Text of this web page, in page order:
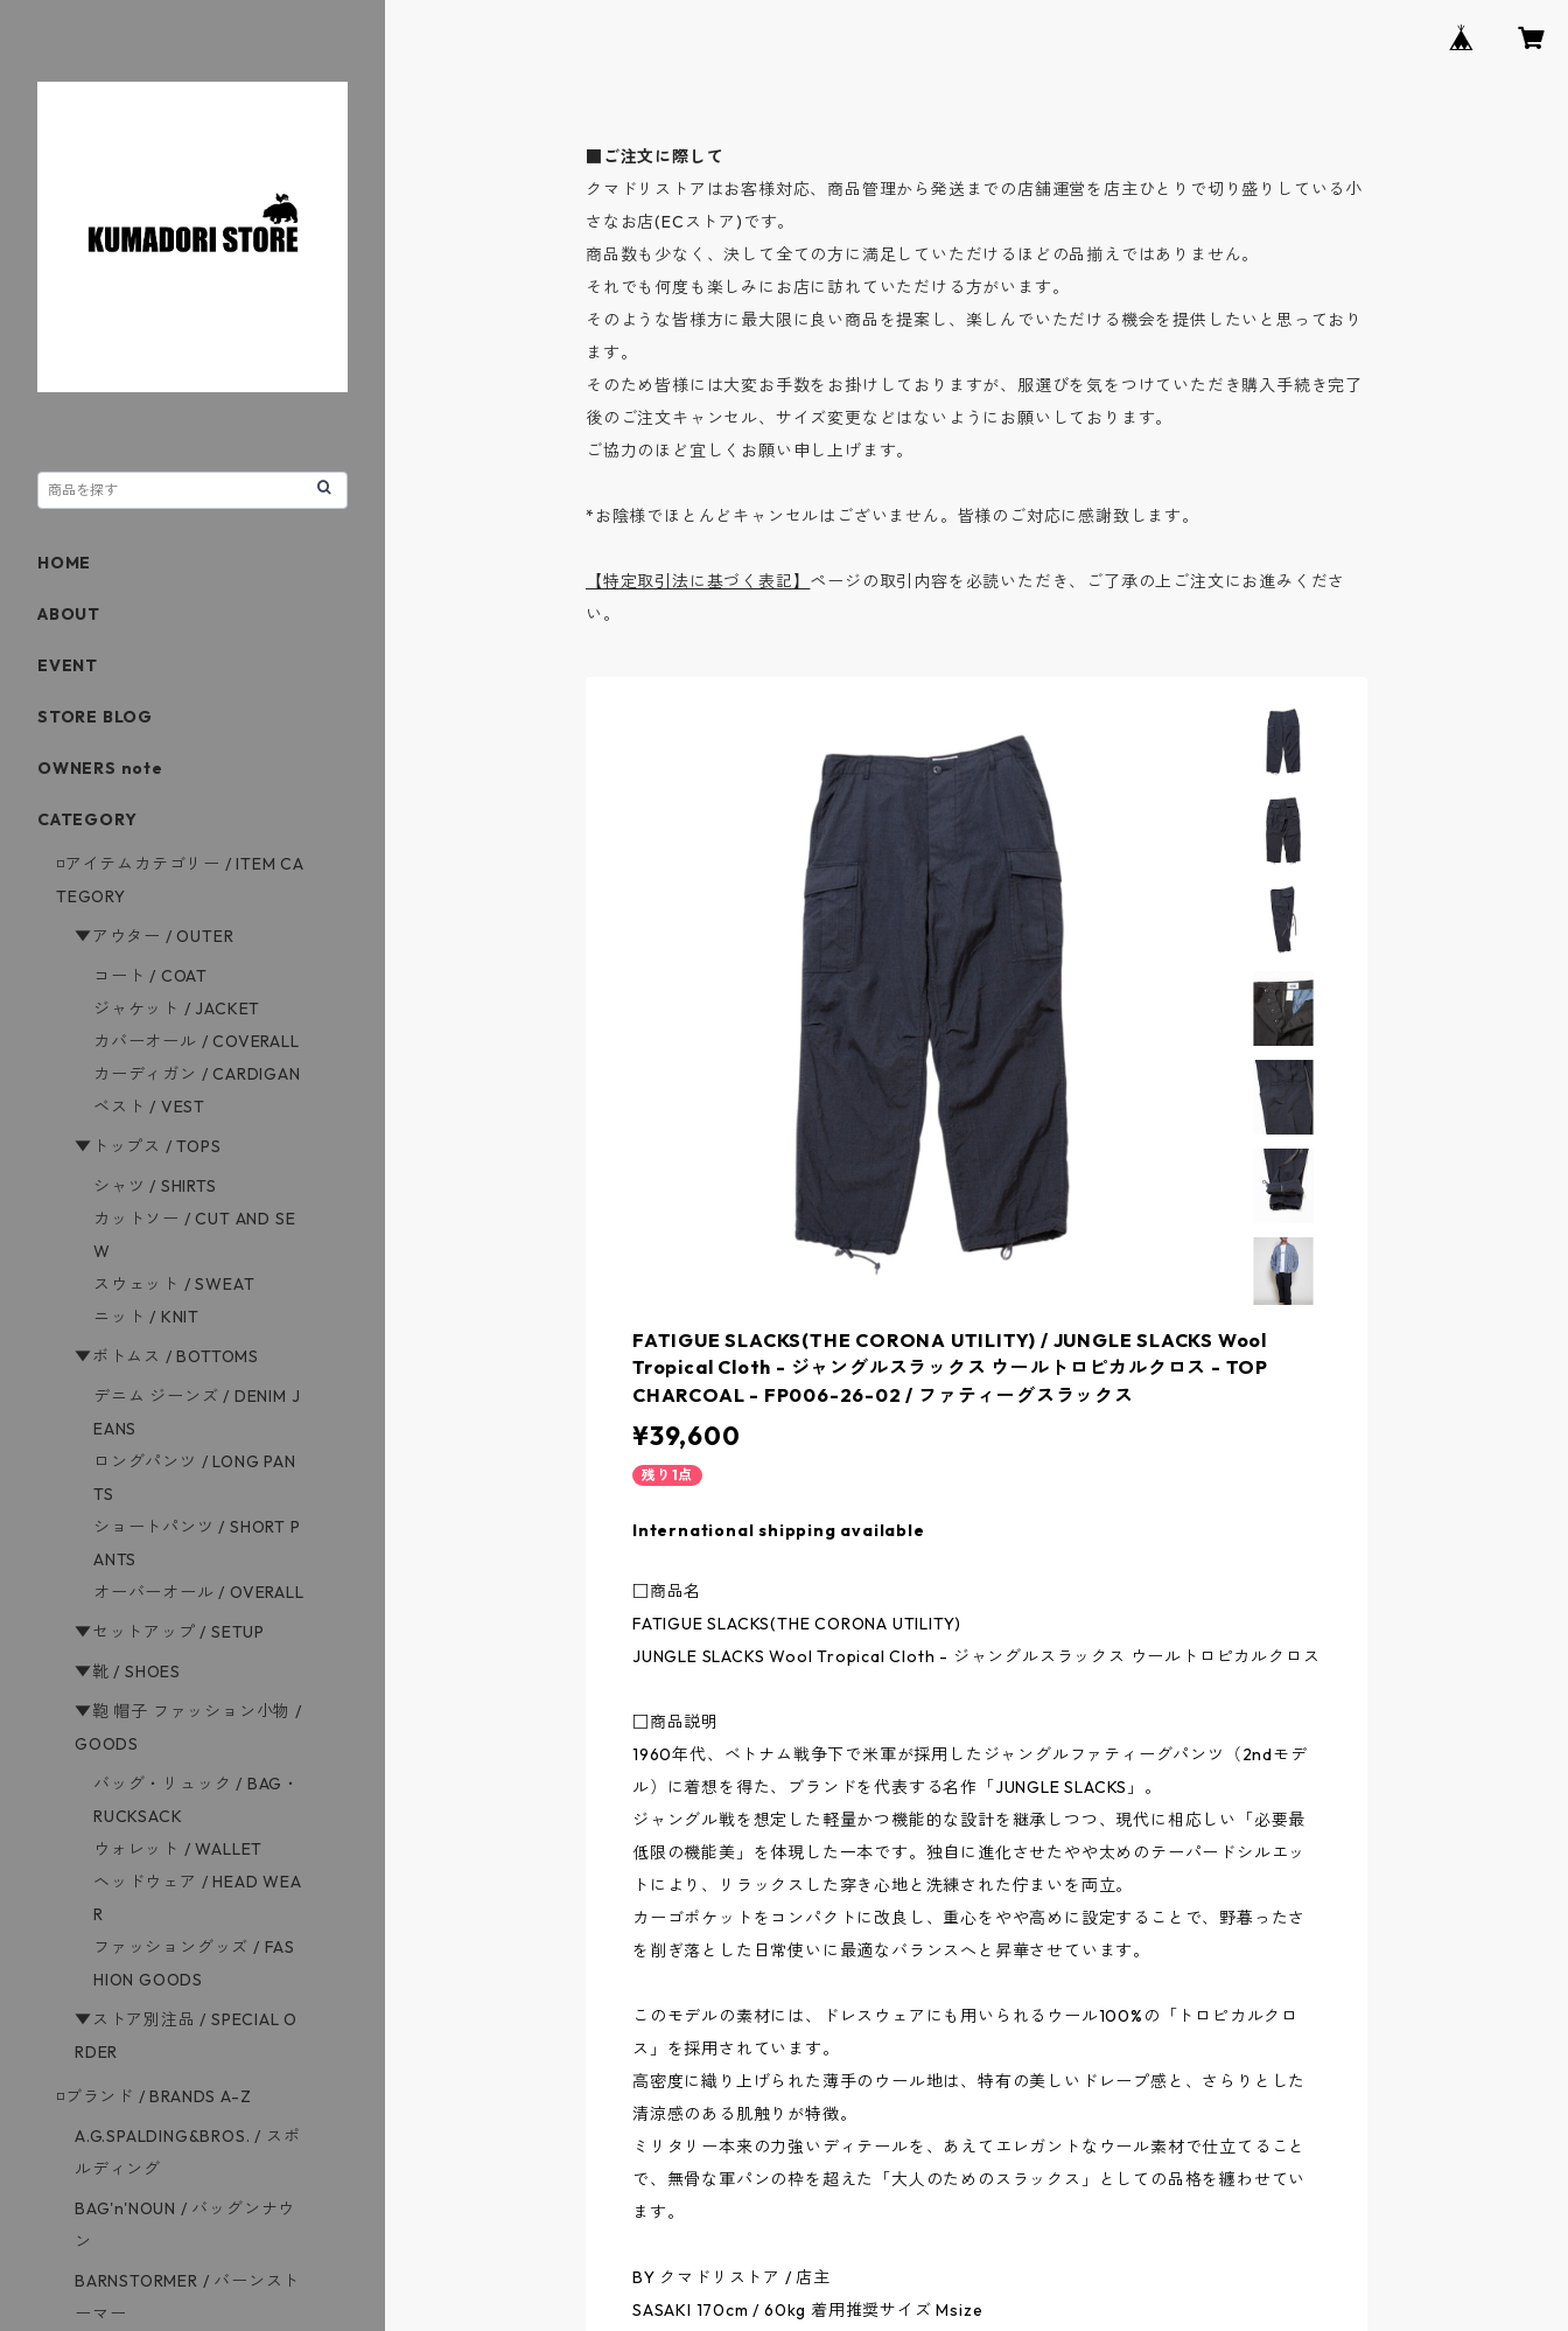
■ご注文に際して
クマドリストアはお客様対応、商品管理から発送までの店舗運営を店主ひとりで切り盛りしている小
さなお店(ECストア)です。
商品数も少なく、決して全ての方に満足していただけるほどの品揃えではありません。
それでも何度も楽しみにお店に訪れていただける方がいます。
そのような皆様方に最大限に良い商品を提案し、楽しんでいただける機会を提供したいと思っており
ます。
そのため皆様には大変お手数をお掛けしておりますが、服選びを気をつけていただき購入手続き完了
後のご注文キャンセル、サイズ変更などはないようにお願いしております。
ご協力のほど宜しくお願い申し上げます。
*お陰様でほとんどキャンセルはございません。皆様のご対応に感謝致します。
【特定取引法に基づく表記】 ページの取引内容を必読いただき、ご了承の上ご注文にお進みくださ
い。
FATIGUE SLACKS(THE CORONA UTILITY) / JUNGLE SLACKS Wool
Tropical Cloth - ジャングルスラックス ウールトロピカルクロス - TOP
CHARCOAL - FP006-26-02 / ファティーグスラックス
¥39,600
残り1点
International shipping available
□商品名
FATIGUE SLACKS(THE CORONA UTILITY)
JUNGLE SLACKS Wool Tropical Cloth - ジャングルスラックス ウールトロピカルクロス
□商品説明
1960年代、ベトナム戦争下で米軍が採用したジャングルファティーグパンツ（2ndモデ
ル）に着想を得た、ブランドを代表する名作「JUNGLE SLACKS」。
ジャングル戦を想定した軽量かつ機能的な設計を継承しつつ、現代に相応しい「必要最
低限の機能美」を体現した一本です。独自に進化させたやや太めのテーパードシルエッ
トにより、リラックスした穿き心地と洗練された佇まいを両立。
カーゴポケットをコンパクトに改良し、重心をやや高めに設定することで、野暮ったさ
を削ぎ落とした日常使いに最適なバランスへと昇華させています。
このモデルの素材には、ドレスウェアにも用いられるウール100%の「トロピカルクロ
ス」を採用されています。
高密度に織り上げられた薄手のウール地は、特有の美しいドレープ感と、さらりとした
清涼感のある肌触りが特徴。
ミリタリー本来の力強いディテールを、あえてエレガントなウール素材で仕立てること
で、無骨な軍パンの枠を超えた「大人のためのスラックス」としての品格を纏わせてい
ます。
BY クマドリストア / 店主
SASAKI 170cm / 60kg 着用推奨サイズ Msize
HOME
ABOUT
EVENT
STORE BLOG
OWNERS note
CATEGORY
◽️アイテムカテゴリー / ITEM CA
TEGORY
▼アウター / OUTER
コート / COAT
ジャケット / JACKET
カバーオール / COVERALL
カーディガン / CARDIGAN
ベスト / VEST
▼トップス / TOPS
シャツ / SHIRTS
カットソー / CUT AND SE
W
スウェット / SWEAT
ニット / KNIT
▼ボトムス / BOTTOMS
デニム ジーンズ / DENIM J
EANS
ロングパンツ / LONG PAN
TS
ショートパンツ / SHORT P
ANTS
オーバーオール / OVERALL
▼セットアップ / SETUP
▼靴 / SHOES
▼鞄 帽子 ファッション小物 /
GOODS
バッグ・リュック / BAG・
RUCKSACK
ウォレット / WALLET
ヘッドウェア / HEAD WEA
R
ファッショングッズ / FAS
HION GOODS
▼ストア別注品 / SPECIAL O
RDER
◽️ブランド / BRANDS A-Z
A.G.SPALDING&BROS. / スポ
ルディング
BAG'n'NOUN / バッグンナウ
ン
BARNSTORMER / バーンスト
ーマー